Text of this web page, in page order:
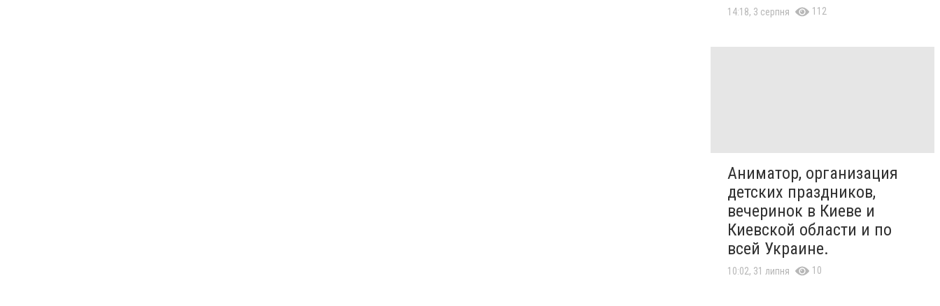
14:18, 3 серпня 112
Аниматор, организация
детских праздников,
вечеринок в Киеве и
Киевской области и по
всей Украине.
10:02, 31 липня 10